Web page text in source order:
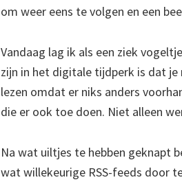
om weer eens te volgen en een
Vandaag lag ik als een ziek
zijn in het digitale tijdperk is dat je
lezen omdat er niks anders
die er ook toe doen. Niet alleen
Na wat uiltjes te hebben geknapt
wat willekeurige RSS-feeds door